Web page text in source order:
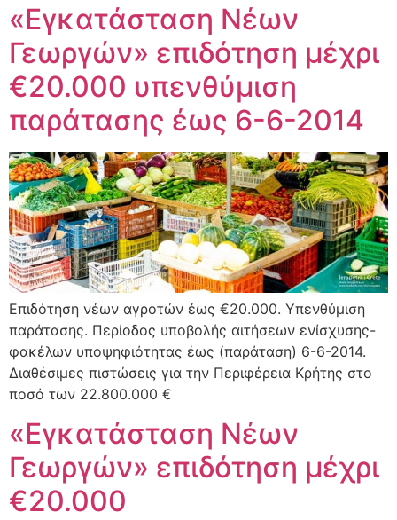
«Εγκατάσταση Νέων
Γεωργών» επιδότηση μέχρι
€20.000 υπενθύμιση
παράτασης έως 6-6-2014
Επιδότηση νέων αγροτών έως €20.000. Υπενθύμιση
παράτασης. Περίοδος υποβολής αιτήσεων ενίσχυσης-
φακέλων υποψηφιότητας έως (παράταση) 6-6-2014.
Διαθέσιμες πιστώσεις για την Περιφέρεια Κρήτης στο
ποσό των 22.800.000 €
«Εγκατάσταση Νέων
Γεωργών» επιδότηση μέχρι
€20.000